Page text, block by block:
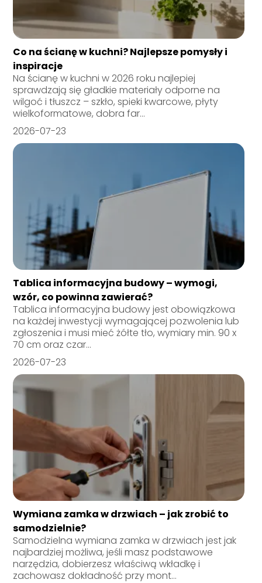
Co na ścianę w kuchni? Najlepsze pomysły i
inspiracje
Na ścianę w kuchni w 2026 roku najlepiej
sprawdzają się gładkie materiały odporne na
wilgoć i tłuszcz – szkło, spieki kwarcowe, płyty
wielkoformatowe, dobra far...
2026-07-23
Tablica informacyjna budowy – wymogi,
wzór, co powinna zawierać?
Tablica informacyjna budowy jest obowiązkowa
na każdej inwestycji wymagającej pozwolenia lub
zgłoszenia i musi mieć żółte tło, wymiary min. 90 x
70 cm oraz czar...
2026-07-23
Wymiana zamka w drzwiach – jak zrobić to
samodzielnie?
Samodzielna wymiana zamka w drzwiach jest jak
najbardziej możliwa, jeśli masz podstawowe
narzędzia, dobierzesz właściwą wkładkę i
zachowasz dokładność przy mont...